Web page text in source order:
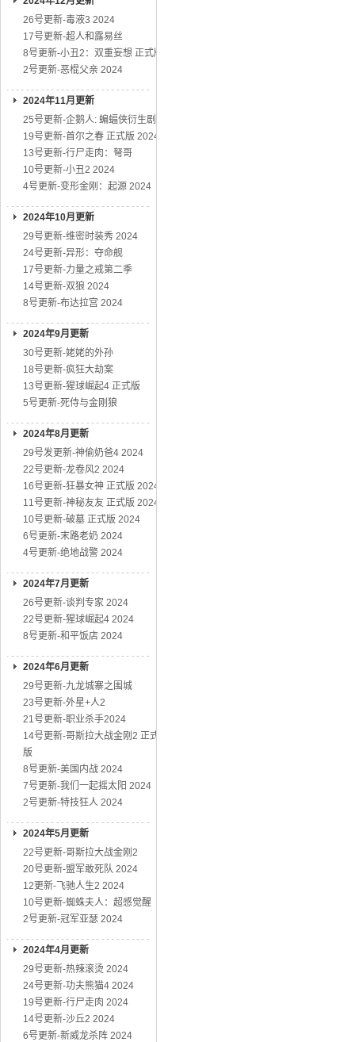
26号更新-毒液3 2024
17号更新-超人和露易丝
8号更新-小丑2：双重妄想 正式版
2号更新-恶棍父亲 2024
2024年11月更新
25号更新-企鹅人: 蝙蝠侠衍生剧
19号更新-首尔之春 正式版 2024
13号更新-行尸走肉：弩哥
10号更新-小丑2 2024
4号更新-变形金刚：起源 2024
2024年10月更新
29号更新-维密时装秀 2024
24号更新-异形：夺命舰
17号更新-力量之戒第二季
14号更新-双狼 2024
8号更新-布达拉宫 2024
2024年9月更新
30号更新-姥姥的外孙
18号更新-疯狂大劫案
13号更新-猩球崛起4 正式版
5号更新-死侍与金刚狼
2024年8月更新
29号发更新-神偷奶爸4 2024
22号更新-龙卷风2 2024
16号更新-狂暴女神 正式版 2024
11号更新-神秘友友 正式版 2024
10号更新-破墓 正式版 2024
6号更新-末路老奶 2024
4号更新-绝地战警 2024
2024年7月更新
26号更新-谈判专家 2024
22号更新-猩球崛起4 2024
8号更新-和平饭店 2024
2024年6月更新
29号更新-九龙城寨之围城
23号更新-外星+人2
21号更新-职业杀手2024
14号更新-哥斯拉大战金刚2 正式
版
8号更新-美国内战 2024
7号更新-我们一起摇太阳 2024
2号更新-特技狂人 2024
2024年5月更新
22号更新-哥斯拉大战金刚2
20号更新-盟军敢死队 2024
12更新-飞驰人生2 2024
10号更新-蜘蛛夫人：超感觉醒
2号更新-冠军亚瑟 2024
2024年4月更新
29号更新-热辣滚烫 2024
24号更新-功夫熊猫4 2024
19号更新-行尸走肉 2024
14号更新-沙丘2 2024
6号更新-新威龙杀阵 2024